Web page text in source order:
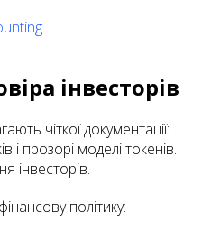
інвесторів
чіткої документації:
і прозорі моделі токенів.
інвесторів.
політику: